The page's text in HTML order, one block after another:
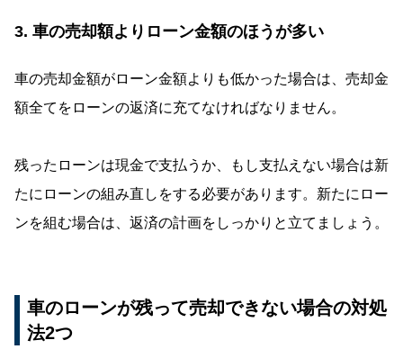
3. 車の売却額よりローン金額のほうが多い
車の売却金額がローン金額よりも低かった場合は、売却金
額全てをローンの返済に充てなければなりません。
残ったローンは現金で支払うか、もし支払えない場合は新
たにローンの組み直しをする必要があります。新たにロー
ンを組む場合は、返済の計画をしっかりと立てましょう。
車のローンが残って売却できない場合の対処
法2つ